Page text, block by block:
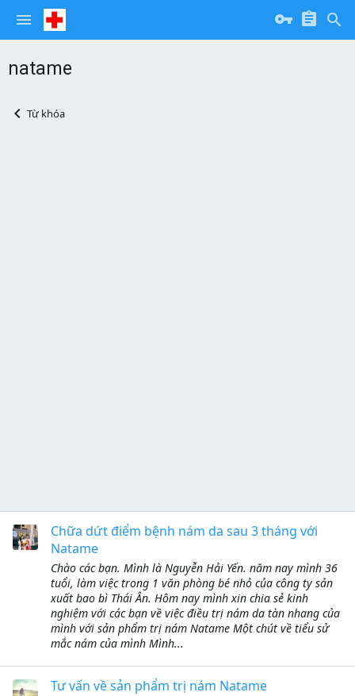
natame
Từ khóa
Chữa dứt điểm bệnh nám da sau 3 tháng với
Natame
Chào các bạn. Mình là Nguyễn Hải Yến. năm nay mình 36
tuổi, làm việc trong 1 văn phòng bé nhỏ của công ty sản
xuất bao bì Thái Ân. Hôm nay mình xin chia sẻ kinh
nghiệm với các bạn về việc điều trị nám da tàn nhang của
mình với sản phẩm trị nám Natame Một chút về tiểu sử
mắc nám của mình Mình...
Tư vấn về sản phẩm trị nám Natame